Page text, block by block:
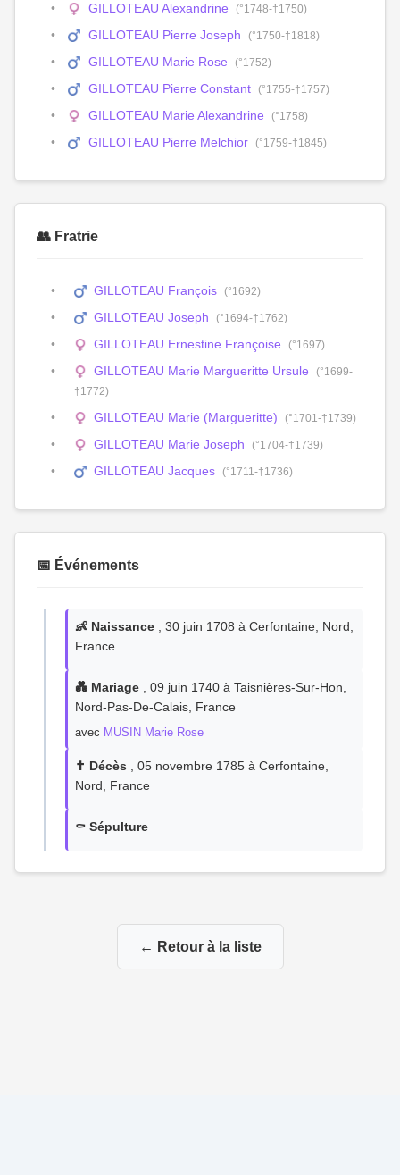
GILLOTEAU Alexandrine (°1748-†1750)
GILLOTEAU Pierre Joseph (°1750-†1818)
GILLOTEAU Marie Rose (°1752)
GILLOTEAU Pierre Constant (°1755-†1757)
GILLOTEAU Marie Alexandrine (°1758)
GILLOTEAU Pierre Melchior (°1759-†1845)
👥 Fratrie
GILLOTEAU François (°1692)
GILLOTEAU Joseph (°1694-†1762)
GILLOTEAU Ernestine Françoise (°1697)
GILLOTEAU Marie Margueritte Ursule
(°1699-
†1772)
GILLOTEAU Marie (Margueritte) (°1701-†1739)
GILLOTEAU Marie Joseph (°1704-†1739)
GILLOTEAU Jacques (°1711-†1736)
📅 Événements
👶 Naissance , 30 juin 1708 à Cerfontaine, Nord,
France
💑 Mariage , 09 juin 1740 à Taisnières-Sur-Hon,
Nord-Pas-De-Calais, France
avec MUSIN Marie Rose
✝️ Décès , 05 novembre 1785 à Cerfontaine,
Nord, France
⚰️ Sépulture
← Retour à la liste